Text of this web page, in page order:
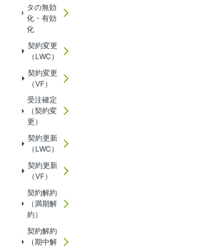
タの無効
化・有効
化
契約変更
（LWC）
契約変更
（VF）
受注確定
（契約変
更）
契約更新
（LWC）
契約更新
（VF）
契約解約
（満期解
約）
契約解約
（期中解